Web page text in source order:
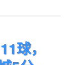
球，